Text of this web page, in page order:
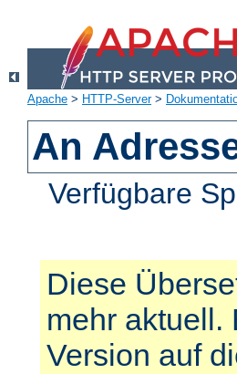
Apache > HTTP-Server>
An
Verfügbare
Diese
mehr aktuell.
Version auf